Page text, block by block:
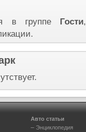
в группе Гости
Авто статьи
– Энциклопедия